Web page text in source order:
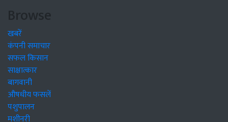
Browse
खबरें
कंपनी समाचार
सफल किसान
साक्षात्कार
बागवानी
औषधीय फसलें
पशुपालन
मशीनरी